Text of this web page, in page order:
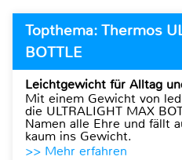
Topthema: Thermos
BOTTLE
Leichtgewicht für Alltag
Mit einem Gewicht von
die ULTRALIGHT MAX
Namen alle Ehre und fällt
kaum ins Gewicht.
>> Mehr erfahren